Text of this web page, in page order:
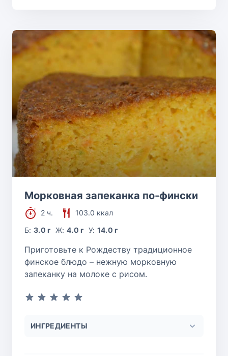
Морковная запеканка по-фински
2 ч.
103.0 ккал
Б:3.0 г Ж: 4.0 г У: 14.0 г
Приготовьте к Рождеству традиционное
финское блюдо – нежную морковную
запеканку на молоке с рисом.
ИНГРЕДИЕНТЫ